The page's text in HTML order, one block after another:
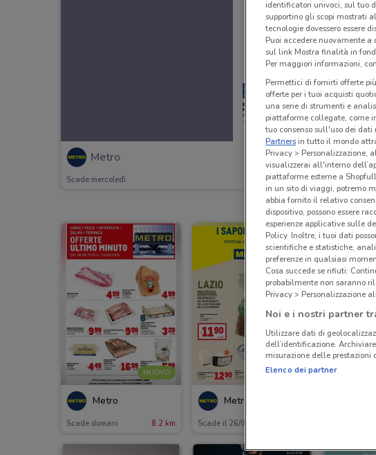
Metro
Scade mercoledì
NUOVO
Metro
Scade domani 8.2 km
Metro
Scade il 26/08
identificatori univoci, sul tuo
supportino gli scopi mostrati
tecnologie dovessero essere
Puoi accedere nuovamente a
sul link Mostra finalità in
Per maggiori informazioni,
Permettici di fornirti offerte
offerte per i tuoi acquisti
una serie di strumenti e
piattaforme collegate, come
tuo consenso sull'uso dei
Partnersin tutto il mondo
Privacy > Personalizzazione,
visualizzerai all'interno
piattaforme esterne a
in un sito di viaggi, potremo
abbia fornito il relativo
dispositivo, possono essere
esperienze applicative sulle
Policy. Inoltre, i tuoi dati
scientifiche e statistiche,
preferenze in qualsiasi
Cosa succede se rifiuti:
probabilmente non saranno
Privacy > Personalizzazione
Noi e i nostri partner
Utilizzare dati di
dell’identificazione.
misurazione delle prestazioni
Elenco dei partner